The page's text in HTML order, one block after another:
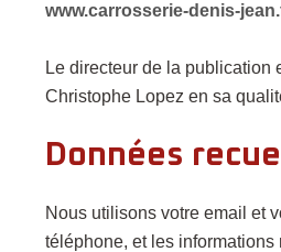
www.carrosserie-denis-
Le directeur de la publication
Christophe Lopez en sa
Données
Nous utilisons votre email et
téléphone, et les